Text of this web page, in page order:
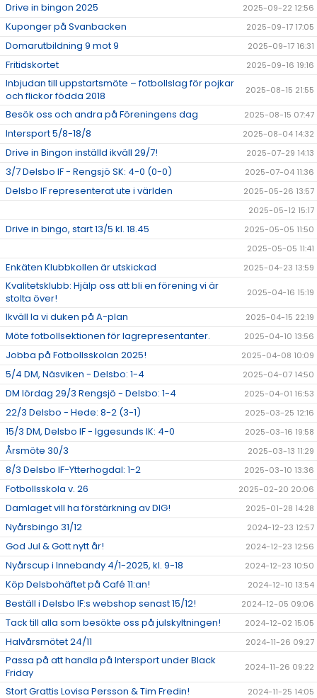
Drive in bingon 2025 2025-09-22 12:56
Kuponger på Svanbacken 2025-09-17 17:05
Domarutbildning 9 mot 9 2025-09-17 16:31
Fritidskortet 2025-09-16 19:16
Inbjudan till uppstartsmöte – fotbollslag för pojkar
och flickor födda 2018
2025-08-15 21:55
Besök oss och andra på Föreningens dag 2025-08-15 07:47
Intersport 5/8-18/8 2025-08-04 14:32
Drive in Bingon inställd ikväll 29/7! 2025-07-29 14:13
3/7 Delsbo IF - Rengsjö SK: 4-0 (0-0) 2025-07-04 11:36
Delsbo IF representerat ute i världen
2025-05-26 13:57
2025-05-12 15:17
Drive in bingo, start 13/5 kl. 18.45
2025-05-05 11:50
2025-05-05 11:41
Enkäten Klubbkollen är utskickad 2025-04-23 13:59
Kvalitetsklubb: Hjälp oss att bli en förening vi är
stolta över!
2025-04-16 15:19
Ikväll la vi duken på A-plan 2025-04-15 22:19
Möte fotbollsektionen för lagrepresentanter. 2025-04-10 13:56
Jobba på Fotbollsskolan 2025! 2025-04-08 10:09
5/4 DM, Näsviken - Delsbo: 1-4 2025-04-07 14:50
DM lördag 29/3 Rengsjö - Delsbo: 1-4 2025-04-01 16:53
22/3 Delsbo - Hede: 8-2 (3-1) 2025-03-25 12:16
15/3 DM, Delsbo IF - Iggesunds IK: 4-0 2025-03-16 19:58
Årsmöte 30/3 2025-03-13 11:29
8/3 Delsbo IF-Ytterhogdal: 1-2 2025-03-10 13:36
Fotbollsskola v. 26 2025-02-20 20:06
Damlaget vill ha förstärkning av DIG! 2025-01-28 14:28
Nyårsbingo 31/12 2024-12-23 12:57
God Jul & Gott nytt år! 2024-12-23 12:56
Nyårscup i Innebandy 4/1-2025, kl. 9-18 2024-12-23 10:50
Köp Delsbohäftet på Café 11:an! 2024-12-10 13:54
Beställ i Delsbo IF:s webshop senast 15/12! 2024-12-05 09:06
Tack till alla som besökte oss på julskyltningen! 2024-12-02 15:05
Halvårsmötet 24/11 2024-11-26 09:27
Passa på att handla på Intersport under Black
Friday
2024-11-26 09:22
Stort Grattis Lovisa Persson & Tim Fredin! 2024-11-25 14:05